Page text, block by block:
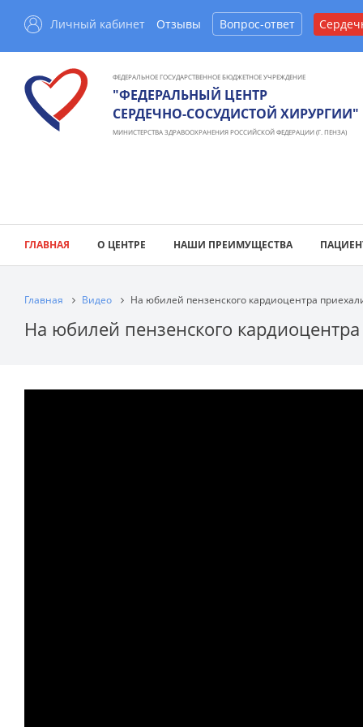
Личный кабинет Отзывы Вопрос-ответ
ФЕДЕРАЛЬНОЕ ГОСУДАРСТВЕННОЕ БЮДЖЕТНОЕ УЧРЕЖДЕНИЕ
"ФЕДЕРАЛЬНЫЙ ЦЕНТР
СЕРДЕЧНО-СОСУДИСТОЙ ХИРУРГИИ"
МИНИСТЕРСТВА ЗДРАВООХРАНЕНИЯ РОССИЙСКОЙ ФЕДЕРАЦИИ (Г. ПЕНЗА)
ГЛАВНАЯ О ЦЕНТРЕ НАШИ ПРЕИМУЩЕСТВА
Главная Видео На юбилей пензенского кардиоцентра
На юбилей пензенского